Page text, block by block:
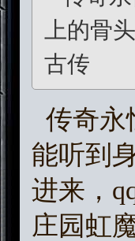
上的骨
古传
传奇永
能听到
进来，
庄园虹